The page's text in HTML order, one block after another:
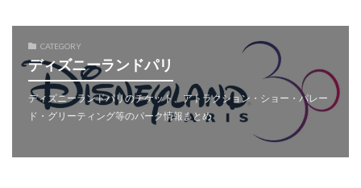
CATEGORY
ディズニーランドパリ
ディズニーランドパリのチケット、アトラクション・ショー・パレー
ド・グリーティング等のパーク情報まとめ